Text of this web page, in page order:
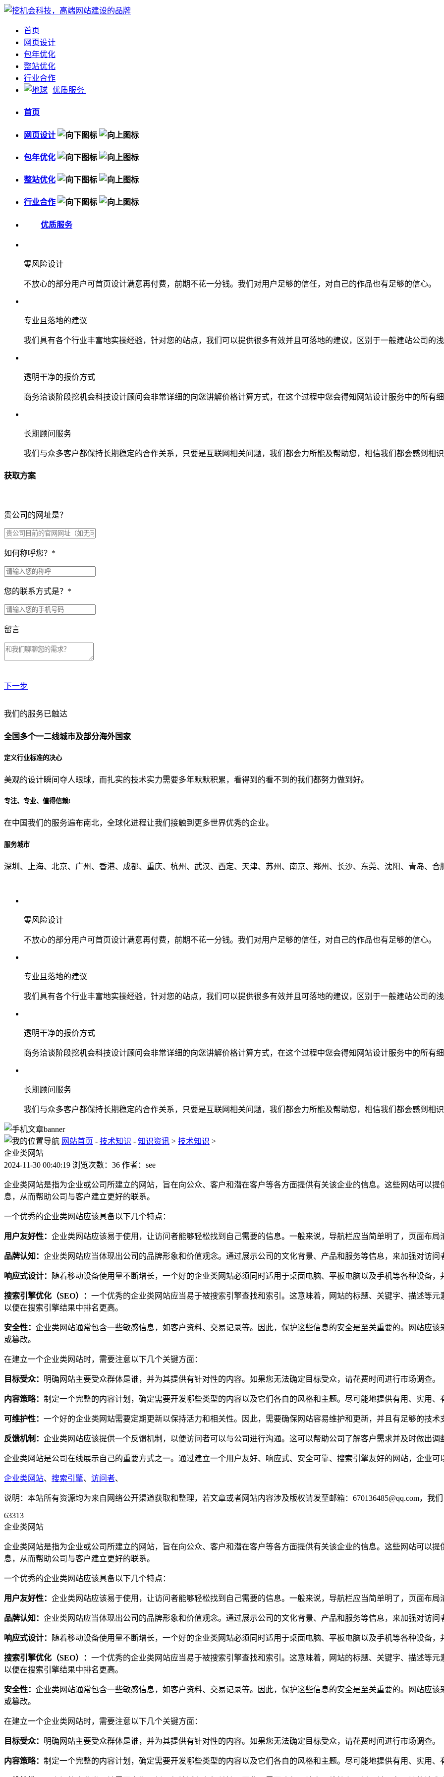
首页
网页设计
包年优化
整站优化
行业合作
优质服务
首页
网页设计
包年优化
整站优化
行业合作
优质服务
零风险设计
不放心的部分用户可首页设计满意再付费，前期不花一分钱。我们对用户足够的信任，对自己的作品也有足够的信心。
专业且落地的建议
我们具有各个行业丰富地实操经验，针对您的站点，我们可以提供很多有效并且可落地的建议，区别于一般建站公司的
透明干净的报价方式
商务洽谈阶段挖机会科技设计顾问会非常详细的向您讲解价格计算方式，在这个过程中您会得知网站设计服务中的所有
长期顾问服务
我们与众多客户都保持长期稳定的合作关系，只要是互联网相关问题，我们都会力所能及帮助您，相信我们都会感到相
获取方案
贵公司的网址是？
如何称呼您？ *
您的联系方式是？ *
留言
下一步
贵公司预算范围是？
贵公司的团队规模是？
从哪里了解到我们？
我们的服务已触达
全国多个一二线城市及部分海外国家
定义行业标准的决心
美观的设计瞬间夺人眼球，而扎实的技术实力需要多年默默积累，看得到的看不到的我们都努力做到好。
专注、专业、值得信赖!
在中国我们的服务遍布南北，全球化进程让我们接触到更多世界优秀的企业。
服务城市
深圳、上海、北京、广州、香港、成都、重庆、杭州、武汉、西定、天津、苏州、南京、郑州、长沙、东莞、沈阳、青岛、合
零风险设计
不放心的部分用户可首页设计满意再付费，前期不花一分钱。我们对用户足够的信任，对自己的作品也有足够的信心。
专业且落地的建议
我们具有各个行业丰富地实操经验，针对您的站点，我们可以提供很多有效并且可落地的建议，区别于一般建站公司的
透明干净的报价方式
商务洽谈阶段挖机会科技设计顾问会非常详细的向您讲解价格计算方式，在这个过程中您会得知网站设计服务中的所有
长期顾问服务
我们与众多客户都保持长期稳定的合作关系，只要是互联网相关问题，我们都会力所能及帮助您，相信我们都会感到相
网站首页 - 技术知识 - 知识资讯 > 技术知识 >
企业类网站
2024-11-30 00:40:19 浏览次数：36 作者：see
企业类网站是指为企业或公司所建立的网站，旨在向公众、客户和潜在客户等各方面提供有关该企业的信息。这些网站可以
息，从而帮助公司与客户建立更好的联系。
一个优秀的企业类网站应该具备以下几个特点：
用户友好性： 企业类网站应该易于使用，让访问者能够轻松找到自己需要的信息。一般来说，导航栏应当简单明了，页面布局
品牌认知： 企业类网站应当体现出公司的品牌形象和价值观念。通过展示公司的文化背景、产品和服务等信息，来加强对访问
响应式设计： 随着移动设备使用量不断增长，一个好的企业类网站必须同时适用于桌面电脑、平板电脑以及手机等各种设备
搜索引擎优化（SEO）： 一个优秀的企业类网站应当易于被搜索引擎查找和索引。这意味着，网站的标题、关键字、描述等
以便在搜索引擎结果中排名更高。
安全性： 企业类网站通常包含一些敏感信息，如客户资料、交易记录等。因此，保护这些信息的安全是至关重要的。网站应
或篡改。
在建立一个企业类网站时，需要注意以下几个关键方面：
目标受众： 明确网站主要受众群体是谁，并为其提供有针对性的内容。如果您无法确定目标受众，请花费时间进行市场调查。
内容策略： 制定一个完整的内容计划，确定需要开发哪些类型的内容以及它们各自的风格和主题。尽可能地提供有用、实用
可维护性： 一个好的企业类网站需要定期更新以保持活力和相关性。因此，需要确保网站容易维护和更新，并且有足够的技术
反馈机制： 企业类网站应该提供一个反馈机制，以便访问者可以与公司进行沟通。这可以帮助公司了解客户需求并及时做出调
企业类网站是公司在线展示自己的重要方式之一。通过建立一个用户友好、响应式、安全可靠、搜索引擎友好的网站，企业
企业类网站、 搜索引擎、 访问者、
说明：本站所有资源均为来自网络公开渠道获取和整理，若文章或者网站内容涉及版权请发至邮箱：670136485@qq.com，我
63313
企业类网站
企业类网站是指为企业或公司所建立的网站，旨在向公众、客户和潜在客户等各方面提供有关该企业的信息。这些网站可以
息，从而帮助公司与客户建立更好的联系。
一个优秀的企业类网站应该具备以下几个特点：
用户友好性： 企业类网站应该易于使用，让访问者能够轻松找到自己需要的信息。一般来说，导航栏应当简单明了，页面布局
品牌认知： 企业类网站应当体现出公司的品牌形象和价值观念。通过展示公司的文化背景、产品和服务等信息，来加强对访问
响应式设计： 随着移动设备使用量不断增长，一个好的企业类网站必须同时适用于桌面电脑、平板电脑以及手机等各种设备
搜索引擎优化（SEO）： 一个优秀的企业类网站应当易于被搜索引擎查找和索引。这意味着，网站的标题、关键字、描述等
以便在搜索引擎结果中排名更高。
安全性： 企业类网站通常包含一些敏感信息，如客户资料、交易记录等。因此，保护这些信息的安全是至关重要的。网站应
或篡改。
在建立一个企业类网站时，需要注意以下几个关键方面：
目标受众： 明确网站主要受众群体是谁，并为其提供有针对性的内容。如果您无法确定目标受众，请花费时间进行市场调查。
内容策略： 制定一个完整的内容计划，确定需要开发哪些类型的内容以及它们各自的风格和主题。尽可能地提供有用、实用